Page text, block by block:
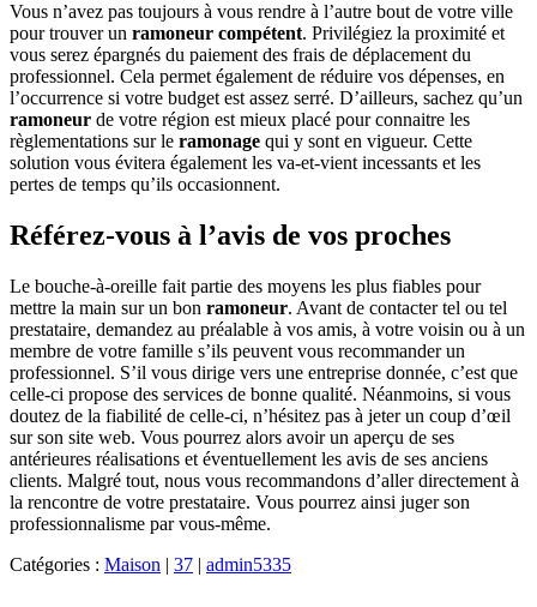
Vous n’avez pas toujours à vous rendre à l’autre bout de votre ville
pour trouver un ramoneur compétent. Privilégiez la proximité et
vous serez épargnés du paiement des frais de déplacement du
professionnel. Cela permet également de réduire vos dépenses, en
l’occurrence si votre budget est assez serré. D’ailleurs, sachez qu’un
ramoneur de votre région est mieux placé pour connaitre les
règlementations sur le ramonage qui y sont en vigueur. Cette
solution vous évitera également les va-et-vient incessants et les
pertes de temps qu’ils occasionnent.
Référez-vous à l’avis de vos proches
Le bouche-à-oreille fait partie des moyens les plus fiables pour
mettre la main sur un bon ramoneur. Avant de contacter tel ou tel
prestataire, demandez au préalable à vos amis, à votre voisin ou à un
membre de votre famille s’ils peuvent vous recommander un
professionnel. S’il vous dirige vers une entreprise donnée, c’est que
celle-ci propose des services de bonne qualité. Néanmoins, si vous
doutez de la fiabilité de celle-ci, n’hésitez pas à jeter un coup d’œil
sur son site web. Vous pourrez alors avoir un aperçu de ses
antérieures réalisations et éventuellement les avis de ses anciens
clients. Malgré tout, nous vous recommandons d’aller directement à
la rencontre de votre prestataire. Vous pourrez ainsi juger son
professionnalisme par vous-même.
Catégories : Maison | 37 | admin5335